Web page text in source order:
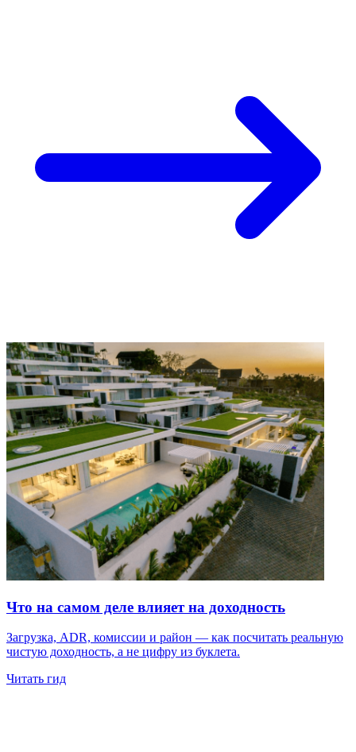
Что на самом деле влияет на доходность
Загрузка, ADR, комиссии и район — как посчитать реальную
чистую доходность, а не цифру из буклета.
Читать гид